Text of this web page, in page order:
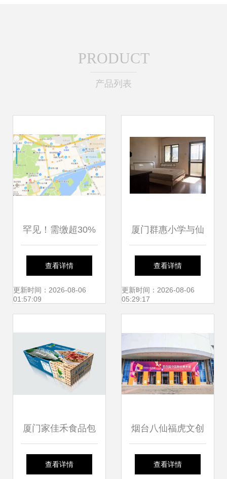
PRODUCT
产品列表
罕见！需缴超30%
税费！厦门某开发
商预售新房被法
查看详情
更新时间：2026-08-06
01:57:09
厦门群惠小学与仙
岳小学周边租房指
南
查看详情
更新时间：2026-08-06
05:29:17
厦门家佳禾食品包
装设计与快消品营
查看详情
烟台八仙福虎文创
产品亮相第四届中
查看详情